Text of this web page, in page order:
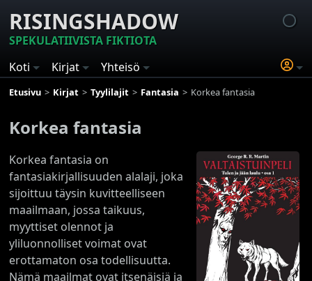
RISINGSHADOW
SPEKULATIIVISTA FIKTIOTA
Koti
Kirjat Yhteisö
Etusivu Kirjat Tyylilajit Fantasia Korkea fantasia
Korkea fantasia
Korkea fantasia on
fantasiakirjallisuuden alalaji, joka
sijoittuu täysin kuvitteelliseen
maailmaan, jossa taikuus,
myyttiset olennot ja
yliluonnolliset voimat ovat
erottamaton osa todellisuutta.
Nämä maailmat ovat itsenäisiä ja